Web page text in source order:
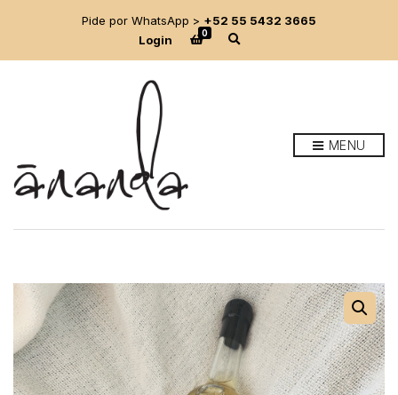
Pide por WhatsApp > +52 55 5432 3665
Login
0
E
MENU